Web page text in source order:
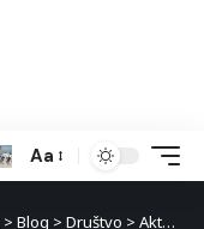
Aa
> Blog > Društvo > Aktuelnosti